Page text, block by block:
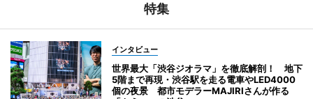
特集
インタビュー
世界最大「渋谷ジオラマ」を徹底解剖！ 地下
5階まで再現・渋谷駅を走る電車やLED4000
個の夜景 都市モデラーMAJIRIさんが作る